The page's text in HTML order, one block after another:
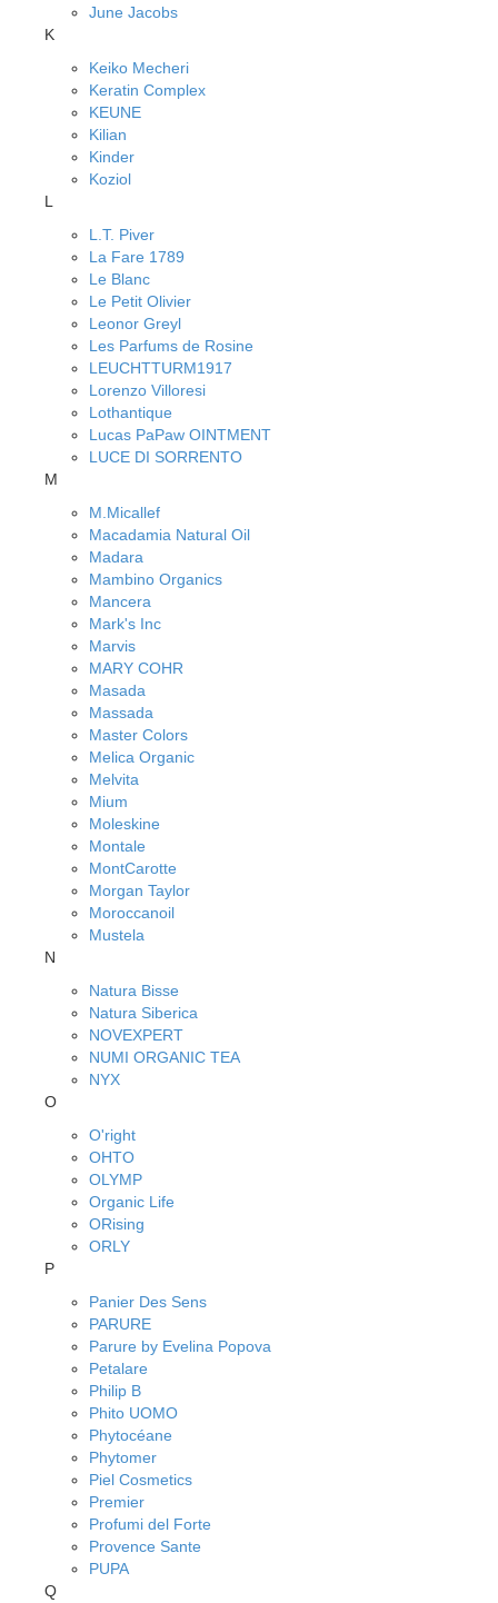
June Jacobs
K
Keiko Mecheri
Keratin Complex
KEUNE
Kilian
Kinder
Koziol
L
L.T. Piver
La Fare 1789
Le Blanc
Le Petit Olivier
Leonor Greyl
Les Parfums de Rosine
LEUCHTTURM1917
Lorenzo Villoresi
Lothantique
Lucas PaPaw OINTMENT
LUCE DI SORRENTO
M
M.Micallef
Macadamia Natural Oil
Madara
Mambino Organics
Mancera
Mark's Inc
Marvis
MARY COHR
Masada
Massada
Master Colors
Melica Organic
Melvita
Mium
Moleskine
Montale
MontCarotte
Morgan Taylor
Moroccanoil
Mustela
N
Natura Bisse
Natura Siberica
NOVEXPERT
NUMI ORGANIC TEA
NYX
O
O'right
OHTO
OLYMP
Organic Life
ORising
ORLY
P
Panier Des Sens
PARURE
Parure by Evelina Popova
Petalare
Philip B
Phito UOMO
Phytocéane
Phytomer
Piel Cosmetics
Premier
Profumi del Forte
Provence Sante
PUPA
Q